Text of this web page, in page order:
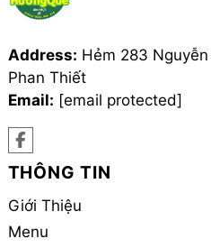
Address: Hẻm 283
Phan Thiết
Email: [email protected]
THÔNG TIN
Giới Thiệu
Menu